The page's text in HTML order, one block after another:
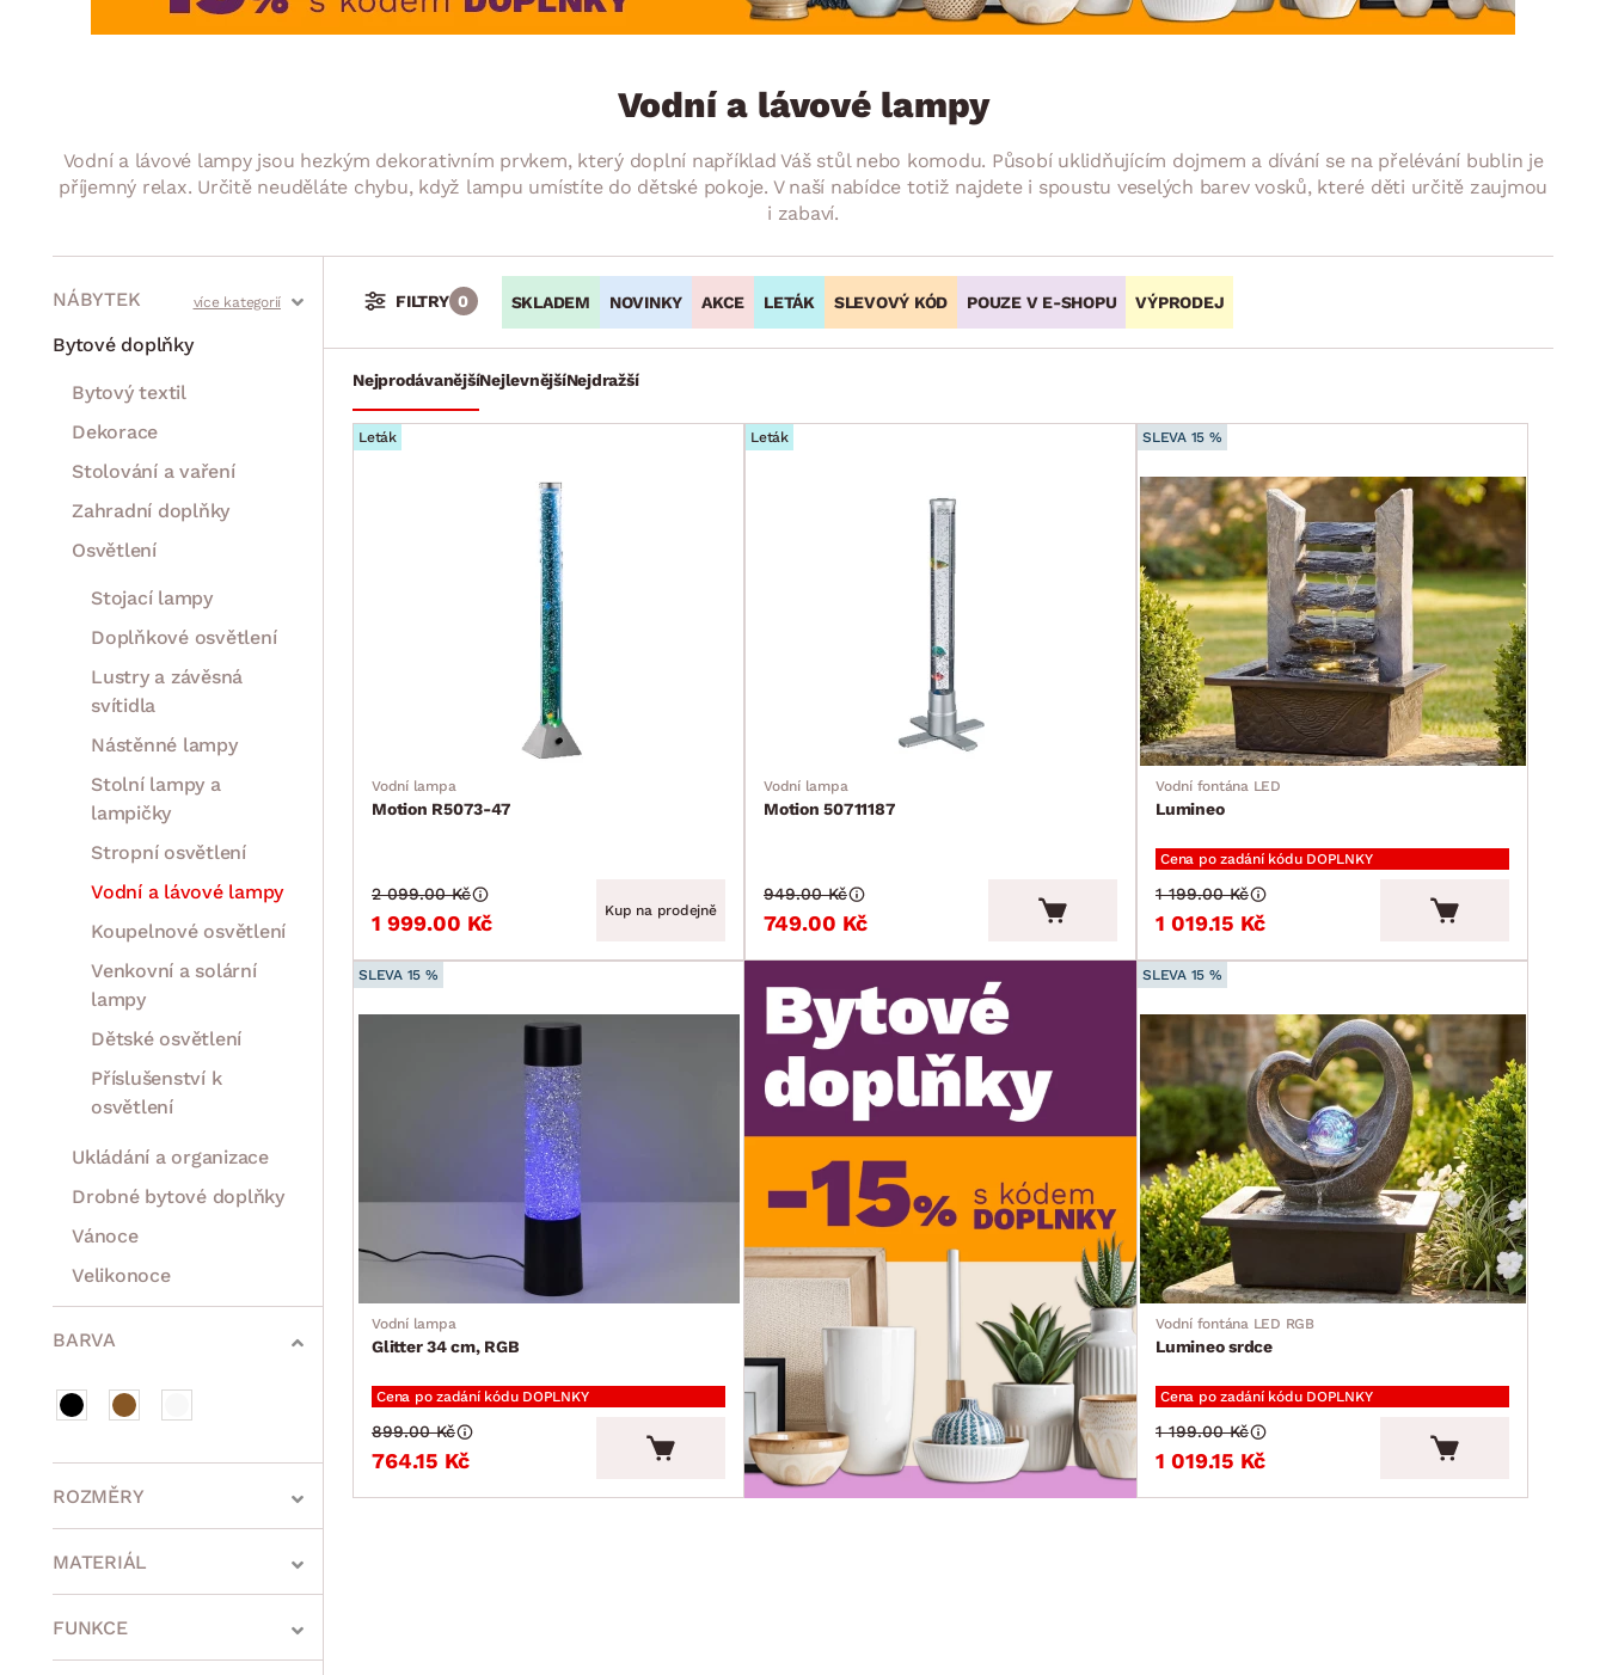
Koupelna
BYTOVÝ TEXTIL
Závěsy a žaluzie
STOLOVÁNÍ A VAŘENÍ
Pánve
DOMÁCÍ SPOTŘEBIČE ZAHRADNÍ DOPLŇKY VÁNOCE
Zahradní doplňky
Vodní a lávové lampy
Vodní a lávové lampy jsou hezkým dekorativním prvkem, který doplní například Váš stůl nebo komodu. Působí uklidňujícím dojmem a dívání se na přelévání bublin je
příjemný relax. Určitě neuděláte chybu, když lampu umístíte do dětské pokoje. V naší nabídce totiž najdete i spoustu veselých barev vosků, které děti určitě zaujmou
i zabaví.
NÁBYTEK
Stoly a stolky
Křesla a sezení
Židle a lavice
Postele
Šatní skříně
Rošty
Matrace
Komody, skříňky a vitríny
Bytové doplňky
Bytový textil
Dekorace
Stolování a vaření
Zahradní doplňky
Osvětlení
Stojací lampy
Doplňkové osvětlení
Lustry a závěsná
svítidla
Nástěnné lampy
Stolní lampy a
lampičky
Stropní osvětlení
Vodní a lávové lampy
Koupelnové osvětlení
Venkovní a solární
lampy
Dětské osvětlení
Příslušenství k
osvětlení
Ukládání a organizace
Drobné bytové doplňky
Vánoce
Velikonoce
Sedací soupravy a pohovky
Sestavy a stěny
Drobný nábytek
Spotřebiče
BARVA
ROZMĚRY
min.
MATERIÁL
FUNKCE
SKLADEM NOVINKY AKCE LETÁK SLEVOVÝ KÓD POUZE V E-SHOPU VÝPRODEJ
FILTRY 0
NejprodávanějšíNejlevnějšíNejdražší
Leták
Vodní lampa
Motion R5073-47
1 999.00 Kč
2 099.00 Kč
Kup na prodejně
Leták
Vodní lampa
Motion 50711187
749.00 Kč
949.00 Kč
SLEVA 15 %
Vodní fontána LED
Lumineo
Cena po zadání kódu DOPLNKY
1 019.15 Kč
1 199.00 Kč
SLEVA 15 %
Vodní lampa
Glitter 34 cm, RGB
Cena po zadání kódu DOPLNKY
764.15 Kč
899.00 Kč
SLEVA 15 %
Vodní fontána LED RGB
Lumineo srdce
Cena po zadání kódu DOPLNKY
1 019.15 Kč
1 199.00 Kč